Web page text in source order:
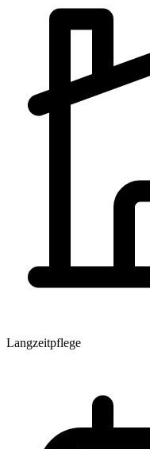
Langzeitpflege